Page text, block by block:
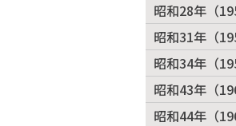
昭和28年（
昭和31年（
昭和34年（
昭和43年（
昭和44年（